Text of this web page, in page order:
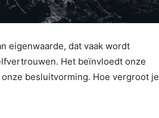
eigenwaarde, dat vaak wordt
Het beïnvloedt onze
besluitvorming. Hoe vergroot je